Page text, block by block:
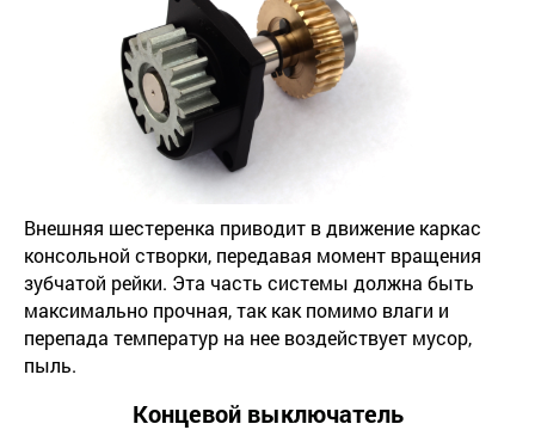
Внешняя шестеренка приводит в движение каркас
консольной створки, передавая момент вращения
зубчатой рейки. Эта часть системы должна быть
максимально прочная, так как помимо влаги и
перепада температур на нее воздействует мусор,
пыль.
Концевой выключатель